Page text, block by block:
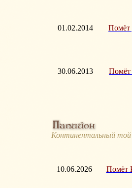
01.02.2014 Помёт
30.06.2013 Помёт
Континентальный той
10.06.2026 Помёт